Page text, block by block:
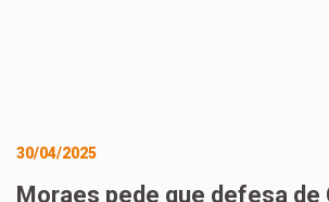
30/04/2025
Moraes pede que defesa de